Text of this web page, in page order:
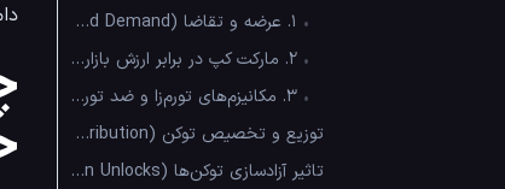
• ۱. عرضه و تقاضا (Supply and Demand)
• ۲. مارکت کپ در برابر ارزش بازار رقیق‌شده (Market Cap vs. FDV)
• ۳. مکانیزم‌های تورم‌زا و ضد تورم (Inflation vs. Deflation)
توزیع و تخصیص توکن (Token Allocation and Distribution)
تاثیر آزادسازی توکن‌ها (Token Unlocks) بر روانشناسی و قیمت بازار
دام پروژه‌های